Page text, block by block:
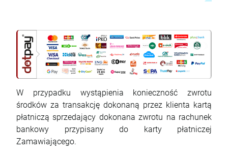
W przypadku wystąpienia konieczność zwrotu
środków za transakcję dokonaną przez klienta kartą
płatniczą sprzedający dokonana zwrotu na rachunek
bankowy przypisany do karty płatniczej
Zamawiającego.